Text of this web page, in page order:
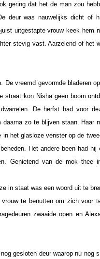
gering dat het de man zou
deur was nauwelijks dicht of
uitgestapte vrouw keek hem
stevig vast. Aarzelend of het
vreemd gevormde bladeren
straat kon Nisha geen boom
De herfst had voor
zo te blijven staan. Haar
het glasloze venster op de
Het andere been had hij
Genietend van de mok thee
in staat was een woord uit te
te benutten om zich voor
zwaaide open en
gesloten deur waarop nu nog